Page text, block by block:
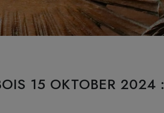
15 OKTOBER 2024 :